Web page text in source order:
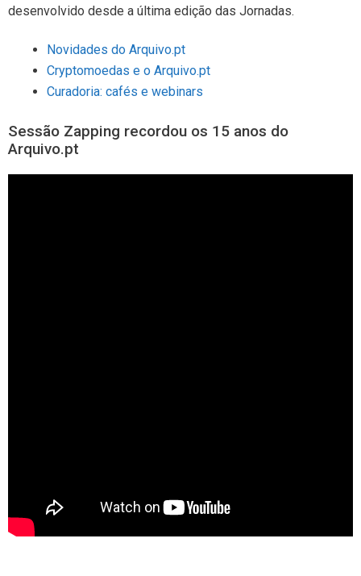
desenvolvido desde a última edição das Jornadas.
Novidades do Arquivo.pt
Cryptomoedas e o Arquivo.pt
Curadoria: cafés e webinars
Sessão Zapping recordou os 15 anos do
Arquivo.pt